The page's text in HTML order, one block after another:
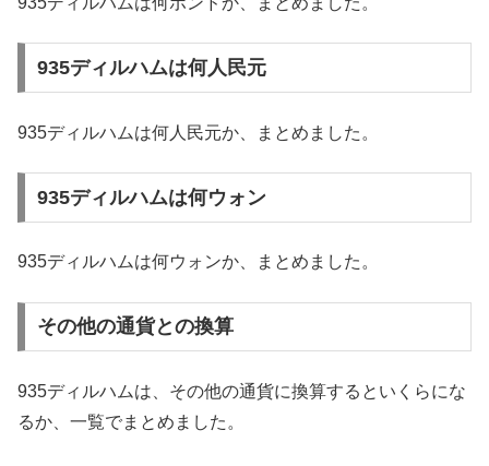
935ディルハムは何人民元
935ディルハムは何人民元か、まとめました。
935ディルハムは何ウォン
935ディルハムは何ウォンか、まとめました。
その他の通貨との換算
935ディルハムは、その他の通貨に換算するといくらにな
るか、一覧でまとめました。